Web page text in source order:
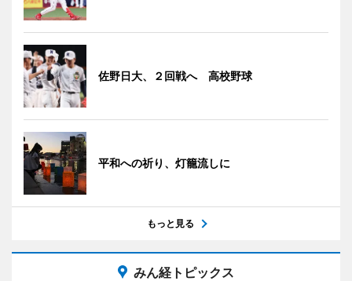
佐野日大、２回戦へ 高校野球
平和への祈り、灯籠流しに
もっと見る
みん経トピックス